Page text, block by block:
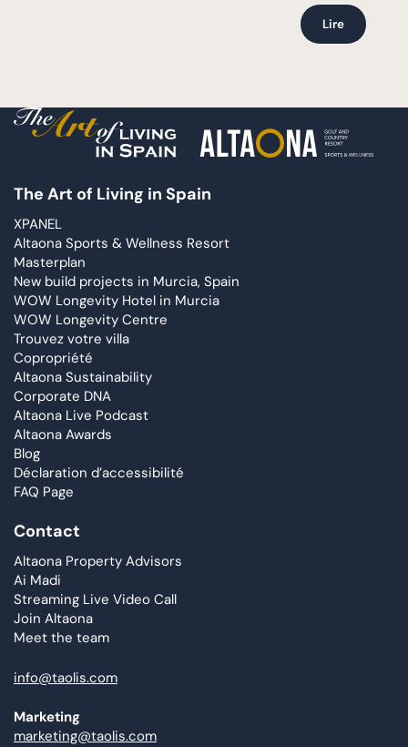
Lire
The Art of Living in Spain
XPANEL
Altaona Sports & Wellness Resort
Masterplan
New build projects in Murcia, Spain
WOW Longevity Hotel in Murcia
WOW Longevity Centre
Trouvez votre villa
Copropriété
Altaona Sustainability
Corporate DNA
Altaona Live Podcast
Altaona Awards
Blog
Déclaration d’accessibilité
FAQ Page
Contact
Altaona Property Advisors
Ai Madi
Streaming Live Video Call
Join Altaona
Meet the team
info@taolis.com
Marketing
marketing@taolis.com